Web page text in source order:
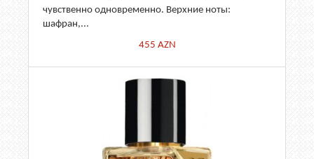
чувственно одновременно. Верхние ноты:
шафран,...
455 AZN